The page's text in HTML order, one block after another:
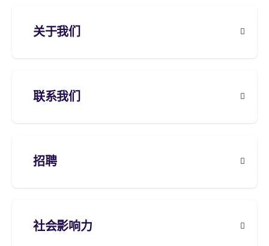
关于我们
联系我们
招聘
社会影响力